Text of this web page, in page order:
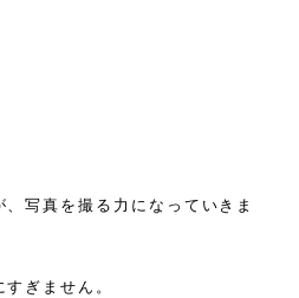
写真を撮る力になっていきま
ぎません。